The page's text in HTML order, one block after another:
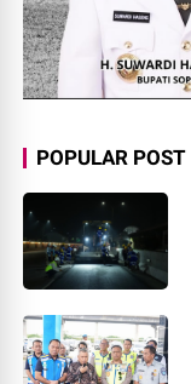
POPULAR POST